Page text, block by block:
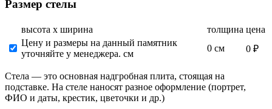
Размер стелы
высота х ширина толщина цена
Цену и размеры на данный памятник
уточняйте у менеджера. см
0 см 0 ₽
Стела — это основная надгробная плита, стоящая на
подставке. На стеле наносят разное оформление (портрет,
ФИО и даты, крестик, цветочки и др.)